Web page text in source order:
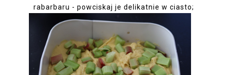
rabarbaru - powciskaj je delikatnie w ciasto;